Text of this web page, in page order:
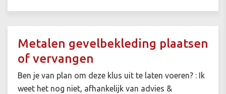
Metalen gevelbekleding plaatsen
of vervangen
Ben je van plan om deze klus uit te laten voeren? : Ik
weet het nog niet, afhankelijk van advies &